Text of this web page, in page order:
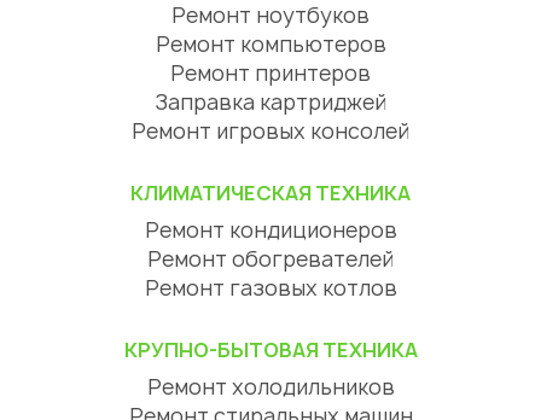
Ремонт ноутбуков
Ремонт компьютеров
Ремонт принтеров
Заправка картриджей
Ремонт игровых консолей
КЛИМАТИЧЕСКАЯ ТЕХНИКА
Ремонт кондиционеров
Ремонт обогревателей
Ремонт газовых котлов
КРУПНО-БЫТОВАЯ ТЕХНИКА
Ремонт холодильников